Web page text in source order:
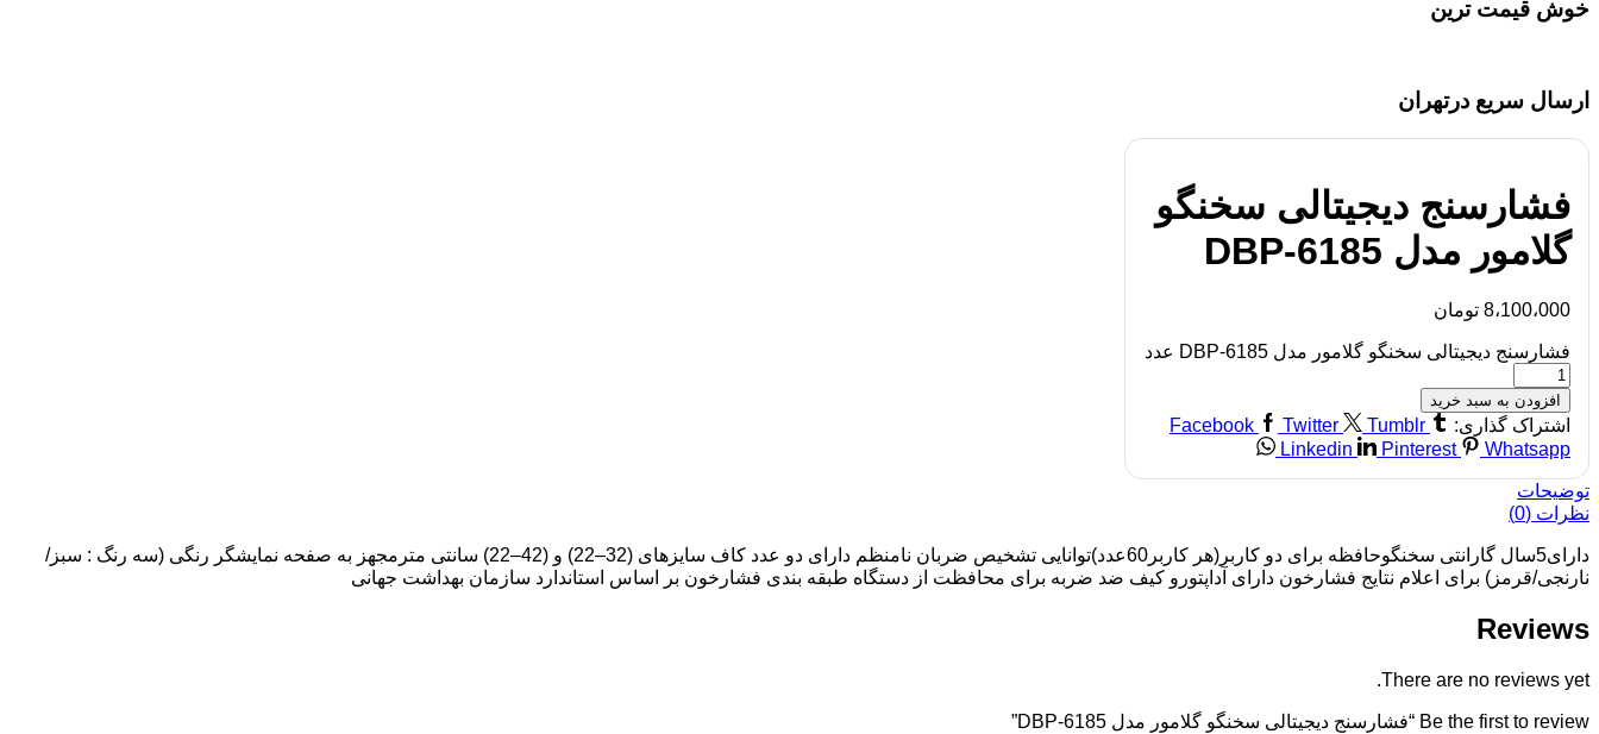
خوش قیمت ترین
ارسال سریع درتهران
فشارسنج دیجیتالی سخنگو
گلامور مدل DBP-6185
8،100،000 تومان
فشارسنج دیجیتالی سخنگو گلامور مدل DBP-6185 عدد
افزودن به سبد خرید
اشتراک گذاری: Facebook Twitter
Tumblr
Linkedin
Pinterest Whatsapp
توضیحات
نظرات (0)
دارای5سال گارانتی سخنگوحافظه برای دو کاربر(هر کاربر60عدد)توانایی تشخیص ضربان نامنظم دارای دو عدد کاف سایزهای (32–22) و (42–22) سانتی مترمجهز به صفحه نمایشگر رنگی (سه رنگ : سبز/
نارنجی/قرمز) برای اعلام نتایج فشارخون دارای آداپتورو کیف ضد ضربه برای محافظت از دستگاه طبقه بندی فشارخون بر اساس استاندارد سازمان بهداشت جهانی
Reviews
There are no reviews yet.
Be the first to review “فشارسنج دیجیتالی سخنگو گلامور مدل DBP-6185”